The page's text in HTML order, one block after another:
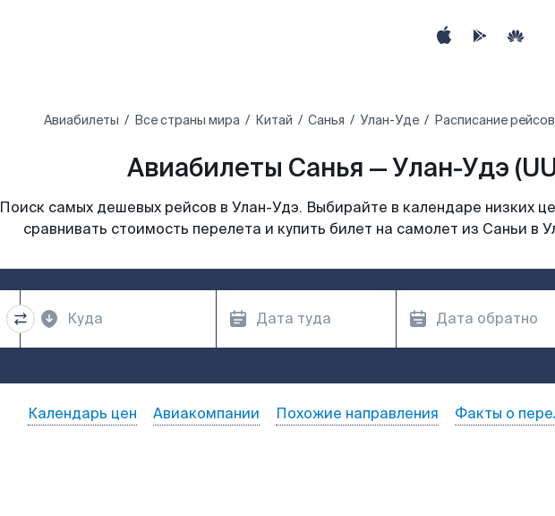
Авиабилеты Все страны мира Китай Санья Улан-Уде Расписание
Авиабилеты Санья — Улан-Удэ
Поиск самых дешевых рейсов в Улан-Удэ. Выбирайте в календаре низких
сравнивать стоимость перелета и купить билет на самолет из Саньи в
Календарь цен Авиакомпании Похожие направления Факты о